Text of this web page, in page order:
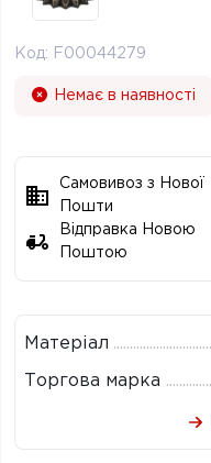
Код: F00044279
Немає в наявності
Самовивоз з Нової
Пошти
Відправка Новою
Поштою
Матеріал
Торгова марка